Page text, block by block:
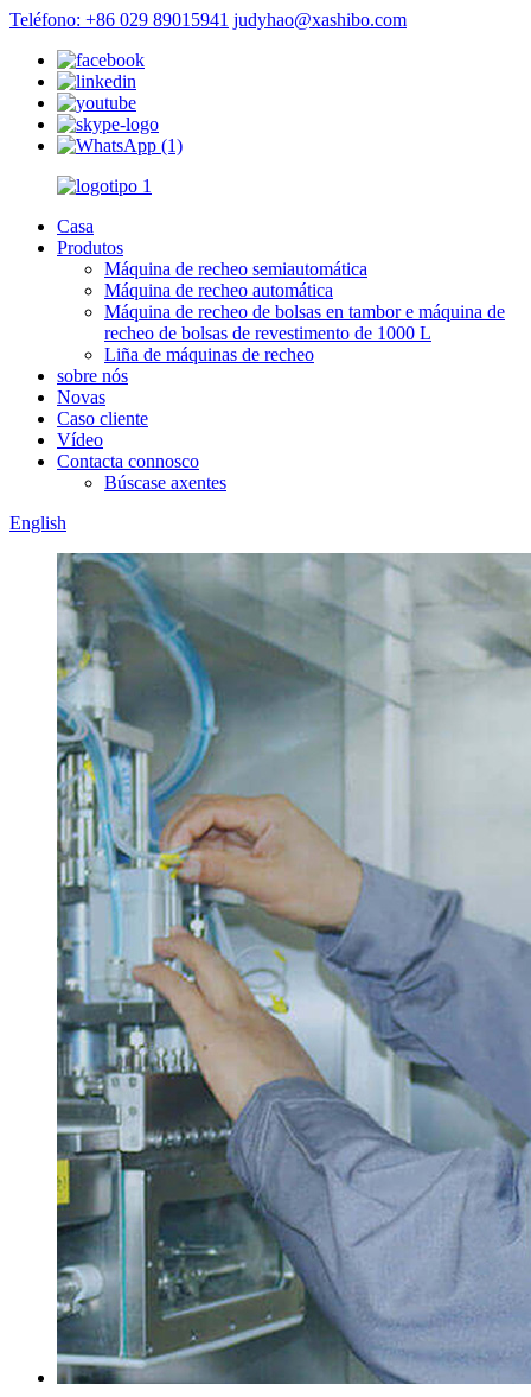
Teléfono: +86 029 89015941 judyhao@xashibo.com
Casa
Produtos
Máquina de recheo semiautomática
Máquina de recheo automática
Máquina de recheo de bolsas en tambor e máquina de
recheo de bolsas de revestimento de 1000 L
Liña de máquinas de recheo
sobre nós
Novas
Caso cliente
Vídeo
Contacta connosco
Búscase axentes
English